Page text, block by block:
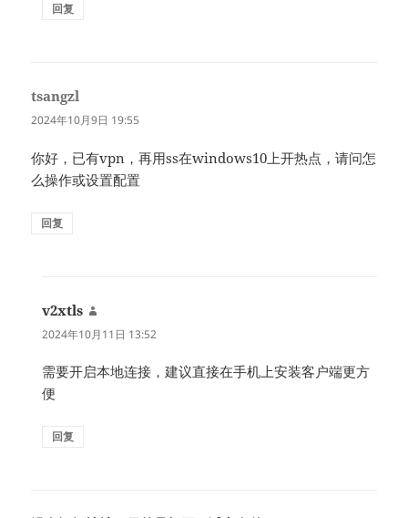
回复
tsangzl
道：
2024年10月9日 19:55
你好，已有vpn，再用ss在windows10上开热点，请问怎
么操作或设置配置
回复
v2xtls
道：
2024年10月11日 13:52
需要开启本地连接，建议直接在手机上安装客户端更方
便
回复